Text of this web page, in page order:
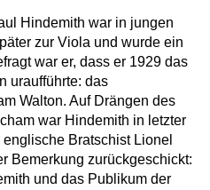
Hindemith war in jungen
zur Viola und wurde ein
war er, dass er 1929 das
uraufführte: das
Walton. Auf Drängen des
war Hindemith in letzter
Bratschist Lionel
Bemerkung zurückgeschickt:
und das Publikum der